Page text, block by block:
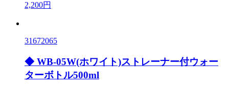
2,200円
31672065
◆ WB-05W(ホワイト)ストレーナー付ウォー
ターボトル500ml